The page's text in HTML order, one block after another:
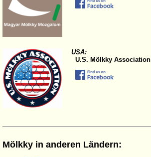
USA:
U.S. Mölkky Association
Mölkky in anderen Ländern: